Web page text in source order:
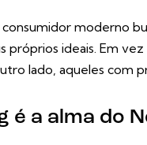
moderno
próprios ideais. Em
lado, aqueles com
é a alma do